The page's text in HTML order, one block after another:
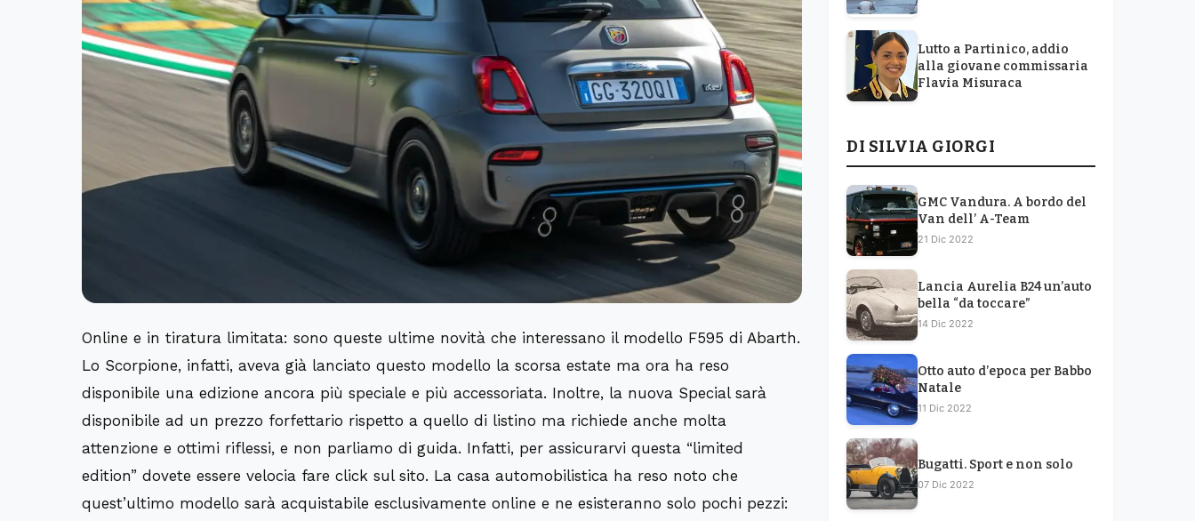
Online e in tiratura limitata: sono queste ultime novità che interessano il modello F595 di Abarth.
Lo Scorpione, infatti, aveva già lanciato questo modello la scorsa estate ma ora ha reso
disponibile una edizione ancora più speciale e più accessoriata. Inoltre, la nuova Special sarà
disponibile ad un prezzo forfettario rispetto a quello di listino ma richiede anche molta
attenzione e ottimi riflessi, e non parliamo d i guida. Infatti, per assicurarvi questa “limited
edition” dovete essere velocia fare click sul sito. La casa automobilistica ha reso noto che
quest’ultimo modello sarà acquistabile esclusivamente online e ne esisteranno solo pochi pezzi:
Lutto a Partinico, addio
alla giovane commissaria
Flavia Misuraca
DI SILVIA GIORGI
GMC Vandura. A bordo del
Van dell’ A-Team
21 Dic 2022
Lancia Aurelia B24 un’auto
bella “da toccare”
14 Dic 2022
Otto auto d’epoca per Babbo
Natale
11 Dic 2022
Bugatti. Sport e non solo
07 Dic 2022